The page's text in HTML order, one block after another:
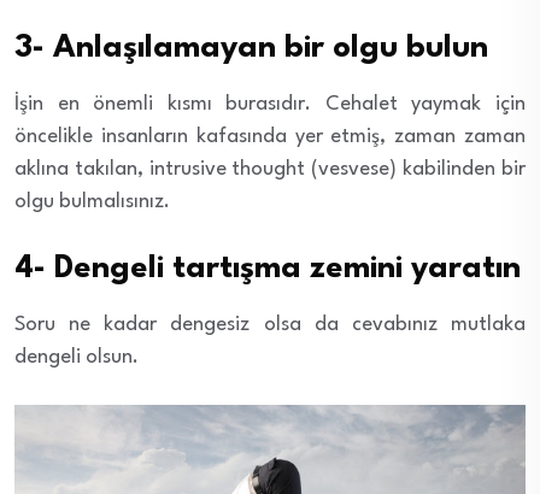
3- Anlaşılamayan bir olgu bulun
İşin en önemli kısmı burasıdır. Cehalet yaymak için
öncelikle insanların kafasında yer etmiş, zaman zaman
aklına takılan, intrusive thought (vesvese) kabilinden bir
olgu bulmalısınız.
4- Dengeli tartışma zemini yaratın
Soru ne kadar dengesiz olsa da cevabınız mutlaka
dengeli olsun.